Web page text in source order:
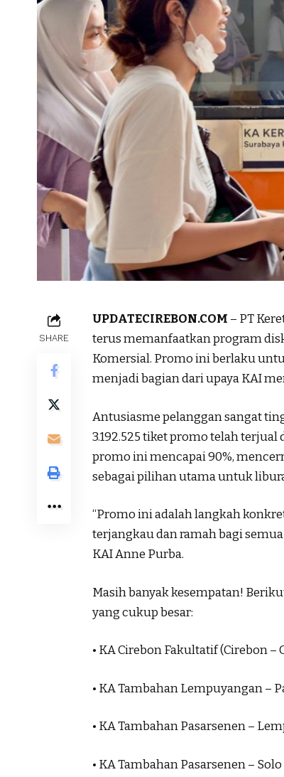
SHARE
UPDATECIREBON.COM – PT
terus memanfaatkan program
Komersial. Promo ini berlaku
menjadi bagian dari upaya KAI
Antusiasme pelanggan sangat
3.192.525 tiket promo telah
promo ini mencapai 90%,
sebagai pilihan utama untuk
“Promo ini adalah langkah
terjangkau dan ramah bagi
KAI Anne Purba.
Masih banyak kesempatan!
yang cukup besar:
• KA Cirebon Fakultatif (Cirebon –
• KA Tambahan Lempuyangan –
• KA Tambahan Pasarsenen –
• KA Tambahan Pasarsenen –